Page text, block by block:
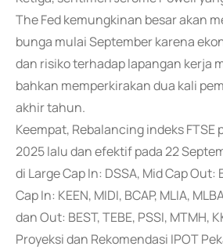
The Fed kemungkinan besar akan
bunga mulai September karena
dan risiko terhadap lapangan kerja
bahkan memperkirakan dua kali
akhir tahun.
Keempat, Rebalancing indeks FTSE
2025 lalu dan efektif pada 22
di Large Cap In: DSSA, Mid Cap Out:
Cap In: KEEN, MIDI, BCAP, MLIA,
dan Out: BEST, TEBE, PSSI, MTMH,
Proyeksi dan Rekomendasi IPOT